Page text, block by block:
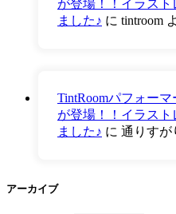
が登場！！イラス
ました♪ に tintroom
TintRoomパフォー
が登場！！イラス
ました♪ に 通りすが
アーカイブ